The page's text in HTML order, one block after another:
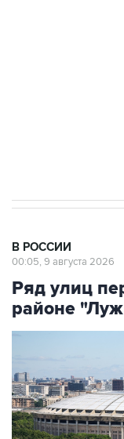
В РОССИИ
00:05, 9 августа 2026
Ряд улиц
районе